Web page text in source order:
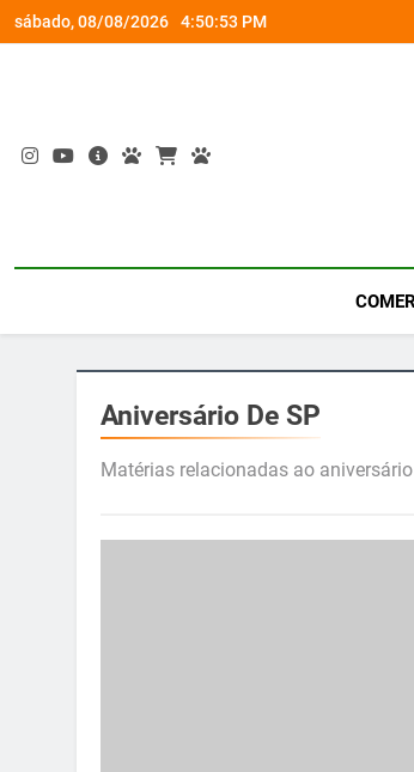
Skip
to
sábado, 08/08/2026 4:50:54 PM
gamer gratuita Ocupação gratuita
Aniversário De SP
Matérias relacionadas ao